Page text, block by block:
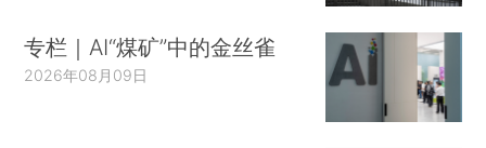
专栏｜AI“煤矿”中的金丝雀
2026年08月09日